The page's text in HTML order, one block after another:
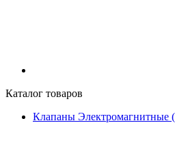
Каталог товаров
Клапаны Электромагнитные